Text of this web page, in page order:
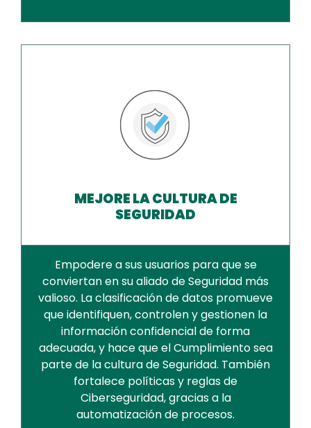
MEJORE LA CULTURA DE
SEGURIDAD
Empodere a sus usuarios para que se
conviertan en su aliado de Seguridad más
valioso. La clasificación de datos promueve
que identifiquen, controlen y gestionen la
información confidencial de forma
adecuada, y hace que el Cumplimiento sea
parte de la cultura de Seguridad. También
fortalece políticas y reglas de
Ciberseguridad, gracias a la
automatización de procesos.